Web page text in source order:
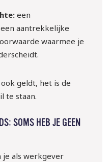
een
aantrekkelijke
waarmee je
geldt, het is de
te staan.
SOMS HEB JE GEEN
je als werkgever